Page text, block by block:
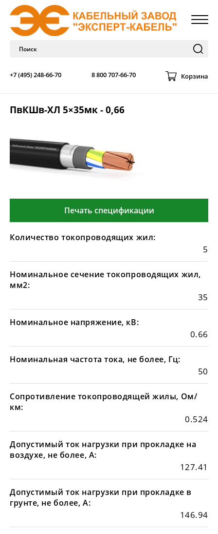
+7 (495) 248-66-70 8 800 707-66-70 Корзина
ПвКШв-ХЛ 5×35мк - 0,66
Печать спецификации
Количество токопроводящих жил:
5
Номинальное сечение токопроводящих жил,
мм2:
35
Номинальное напряжение, кВ:
0.66
Номинальная частота тока, не более, Гц:
50
Сопротивление токопроводящей жилы, Ом/
км:
0.524
Допустимый ток нагрузки при прокладке на
воздухе, не более, А:
127.41
Допустимый ток нагрузки при прокладке в
грунте, не более, А:
146.94